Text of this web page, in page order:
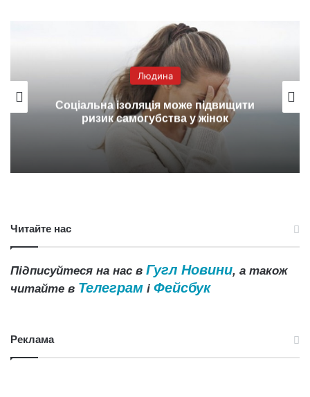
Людина
Соціальна ізоляція може підвищити
ризик самогубства у жінок
Читайте нас
Підписуйтеся на нас в Гугл Новини, а також
читайте в Телеграм і Фейсбук
Реклама